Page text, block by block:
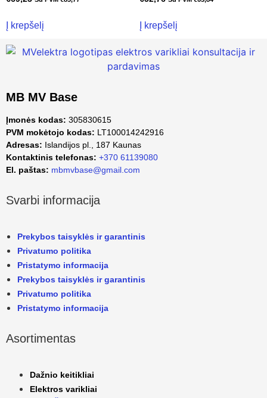
Į krepšelį Į krepšelį
MB MV Base
Įmonės kodas: 305830615
PVM mokėtojo kodas: LT100014242916
Adresas: Islandijos pl., 187 Kaunas
Kontaktinis telefonas: +370 61139080
El. paštas: mbmvbase@gmail.com
Svarbi informacija
Prekybos taisyklės ir garantinis
Privatumo politika
Pristatymo informacija
Prekybos taisyklės ir garantinis
Privatumo politika
Pristatymo informacija
Asortimentas
Dažnio keitikliai
Elektros varikliai